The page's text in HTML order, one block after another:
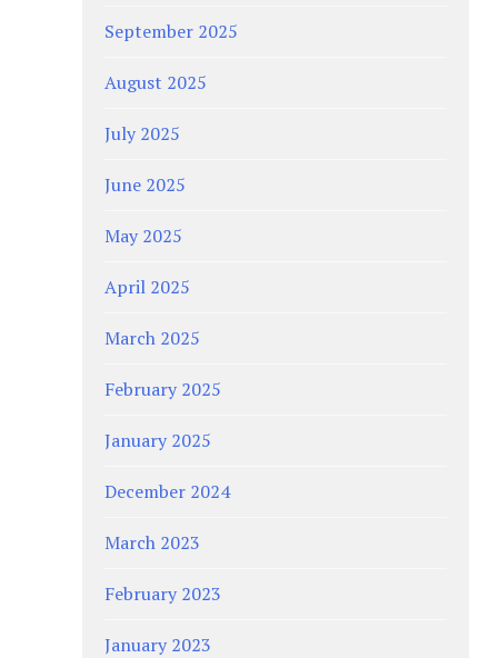
September 2025
August 2025
July 2025
June 2025
May 2025
April 2025
March 2025
February 2025
January 2025
December 2024
March 2023
February 2023
January 2023